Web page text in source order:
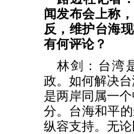
闻发布会上称
反，维护台海
有何评论？
林剑：台湾
政。如何解决
是两岸同属一
分。台海和平
纵容支持。无